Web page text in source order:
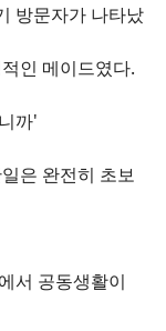
방문자가 나타났
인 메이드였다.
까'
은 완전히 초보
서 공동생활이